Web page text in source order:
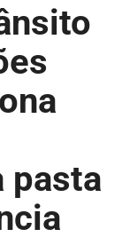
pasta